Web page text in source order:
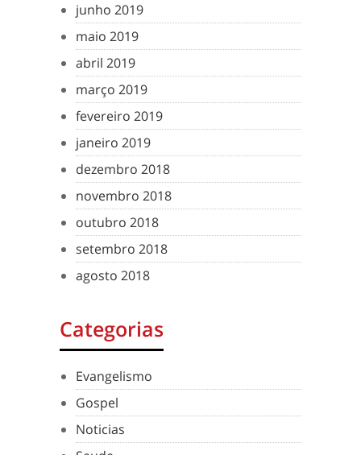
junho 2019
maio 2019
abril 2019
março 2019
fevereiro 2019
janeiro 2019
dezembro 2018
novembro 2018
outubro 2018
setembro 2018
agosto 2018
Categorias
Evangelismo
Gospel
Noticias